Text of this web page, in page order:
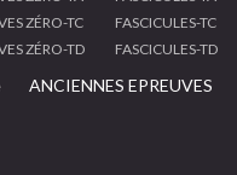
ZÉRO-TC
ZÉRO-TD
FASCICULES-TC
FASCICULES-TD
ANCIENNES EPREUVES